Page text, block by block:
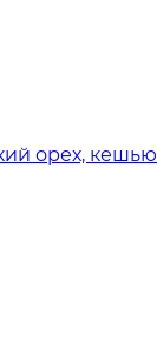
орех, кешью